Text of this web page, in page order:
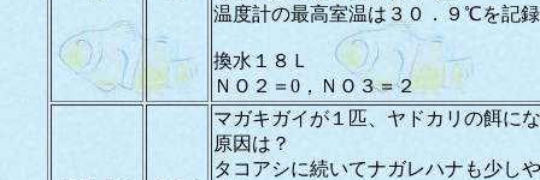
温度計の最高室温は３０．９℃を記録
換水１８Ｌ
ＮＯ２＝0，ＮＯ３＝２
マガキガイが１匹、ヤドカリの餌に
原因は？
タコアシに続いてナガレハナも少し